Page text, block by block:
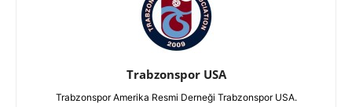
Trabzonspor USA
Trabzonspor Amerika Resmi Derneği Trabzonspor USA.